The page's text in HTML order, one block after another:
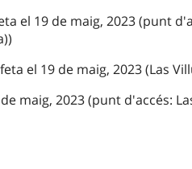
el 19 de maig, 2023 (punt
el 19 de maig, 2023 (Las
maig, 2023 (punt d'accés: